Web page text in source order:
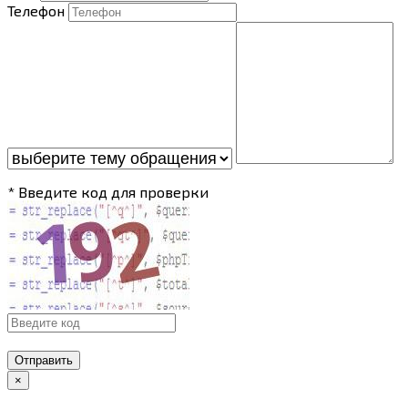
Телефон
* Введите код для проверки
Отправить
×